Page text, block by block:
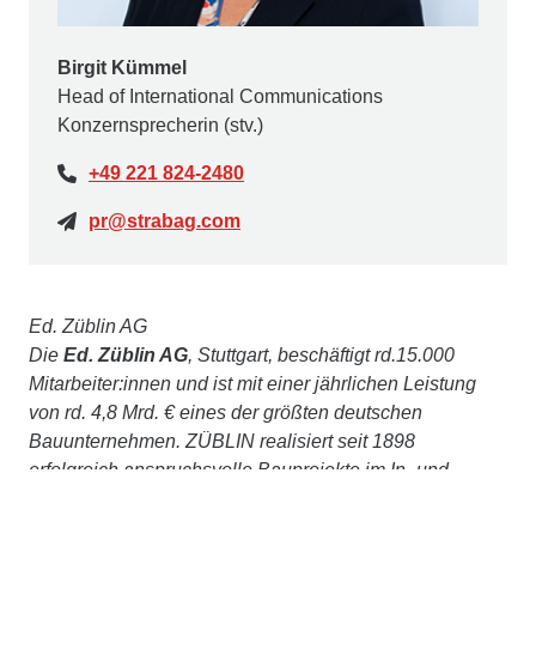
Birgit Kümmel
Head of International Communications
Konzernsprecherin (stv.)
+49 221 824-2480
pr@strabag.com
Ed. Züblin AG
Die Ed. Züblin AG, Stuttgart, beschäftigt rd.15.000
Mitarbeiter:innen und ist mit einer jährlichen Leistung
von rd. 4,8 Mrd. € eines der größten deutschen
Bauunternehmen. ZÜBLIN realisiert seit 1898
erfolgreich anspruchsvolle Bauprojekte im In- und